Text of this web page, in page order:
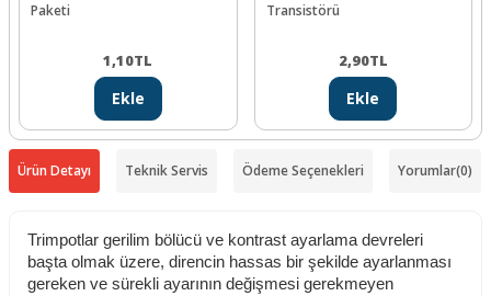
Paketi
1,10TL
Ekle
Transistörü
2,90TL
Ekle
Ürün Detayı Teknik Servis Ödeme Seçenekleri Yorumlar(0)
Trimpotlar gerilim bölücü ve kontrast ayarlama devreleri
başta olmak üzere, direncin hassas bir şekilde ayarlanması
gereken ve sürekli ayarının değişmesi gerekmeyen